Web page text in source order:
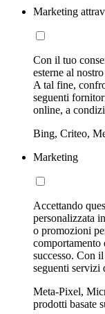
Marketing
Con il tuo
esterne al
A tal fine,
seguenti
online, a
Bing, Criteo,
Marketing
Accettando
personalizzata
o promozioni
comportamento
successo. Con
seguenti servizi
Meta-Pixel,
prodotti basate